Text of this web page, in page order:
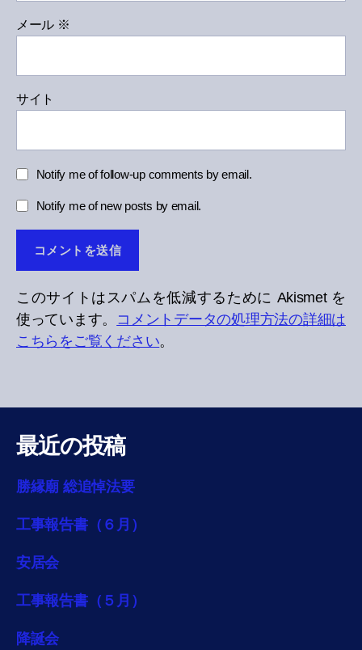
メール ※
サイト
Notify me of follow-up comments by email.
Notify me of new posts by email.
このサイトはスパムを低減するために Akismet を
使っています。 コメントデータの処理方法の詳細は
こちらをご覧ください。
最近の投稿
勝縁廟 総追悼法要
工事報告書（６月）
安居会
工事報告書（５月）
降誕会